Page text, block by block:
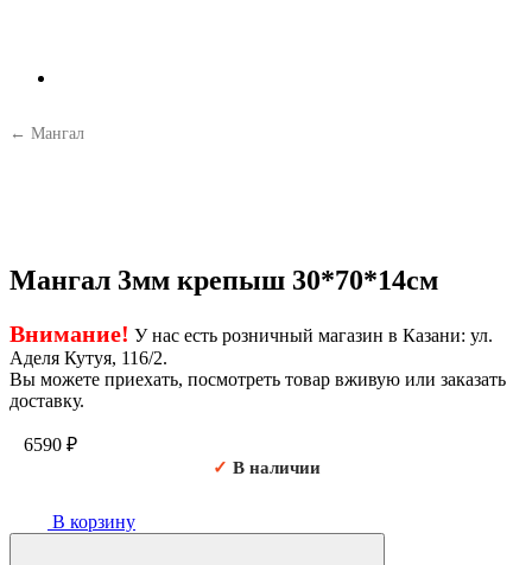
← Мангал
Мангал 3мм крепыш 30*70*14см
Внимание! У нас есть розничный магазин в Казани: ул.
Аделя Кутуя, 116/2.
Вы можете приехать, посмотреть товар вживую или заказать
доставку.
6590 ₽
✓ В наличии
В корзину